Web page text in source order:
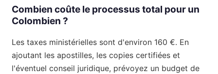
Combien coûte le processus total pour un
Colombien ?
Les taxes ministérielles sont d'environ 160 €. En
ajoutant les apostilles, les copies certifiées et
l'éventuel conseil juridique, prévoyez un budget de